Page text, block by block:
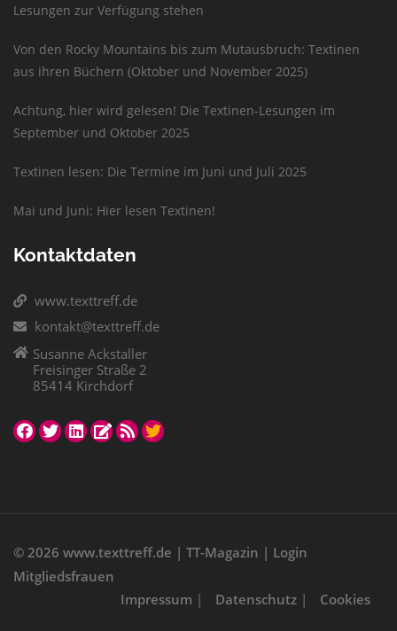
Lesungen zur Verfügung stehen
Von den Rocky Mountains bis zum Mutausbruch: Textinen
aus ihren Büchern (Oktober und November 2025)
Achtung, hier wird gelesen! Die Textinen-Lesungen im
September und Oktober 2025
Textinen lesen: Die Termine im Juni und Juli 2025
Mai und Juni: Hier lesen Textinen!
Kontaktdaten
www.texttreff.de
kontakt@texttreff.de
Susanne Ackstaller
Freisinger Straße 2
85414 Kirchdorf
© 2026 www.texttreff.de | TT-Magazin | Login
Mitgliedsfrauen
Impressum | Datenschutz | Cookies